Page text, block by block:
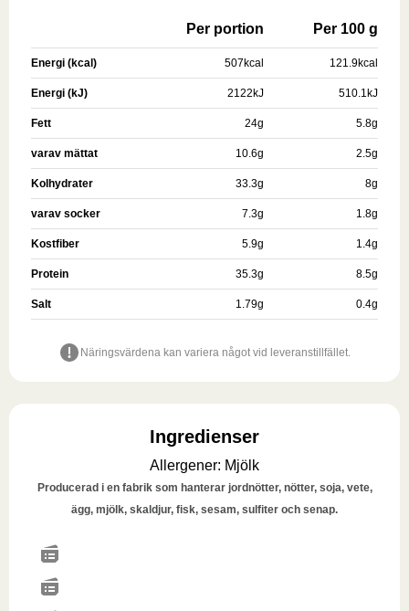
Per portion Per 100 g
Energi (kcal) 507kcal 121.9kcal
Energi (kJ) 2122kJ 510.1kJ
Fett 24g 5.8g
varav mättat 10.6g 2.5g
Kolhydrater 33.3g 8g
varav socker 7.3g 1.8g
Kostfiber 5.9g 1.4g
Protein 35.3g 8.5g
Salt 1.79g 0.4g
Näringsvärdena kan variera något vid leveranstillfället.
Ingredienser
Allergener: Mjölk
Producerad i en fabrik som hanterar jordnötter, nötter, soja, vete,
ägg, mjölk, skaldjur, fisk, sesam, sulfiter och senap.